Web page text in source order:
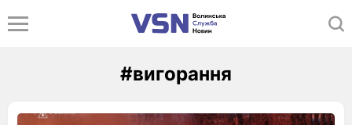
#вигорання